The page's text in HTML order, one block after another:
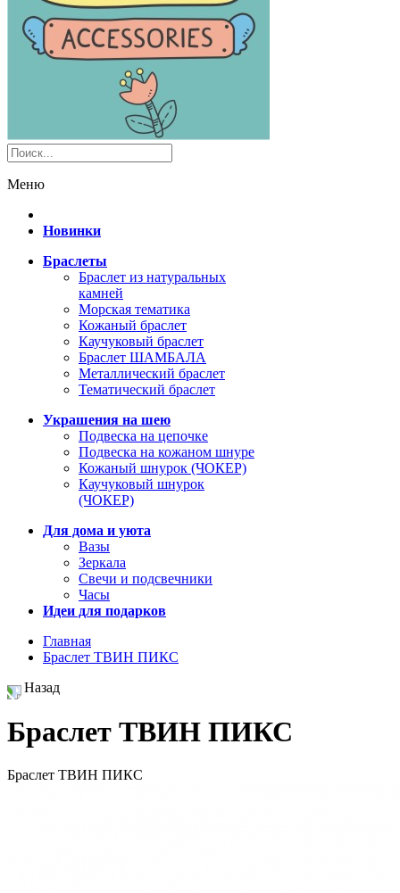
Меню
Новинки
Браслеты
Браслет из натуральных
камней
Морская тематика
Кожаный браслет
Каучуковый браслет
Браслет ШАМБАЛА
Металлический браслет
Тематический браслет
Украшения на шею
Подвеска на цепочке
Подвеска на кожаном шнуре
Кожаный шнурок (ЧОКЕР)
Каучуковый шнурок
(ЧОКЕР)
Для дома и уюта
Вазы
Зеркала
Свечи и подсвечники
Часы
Идеи для подарков
Главная
Браслет ТВИН ПИКС
Назад
Браслет ТВИН ПИКС
Браслет ТВИН ПИКС